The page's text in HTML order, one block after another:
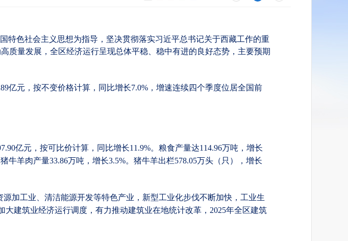
特色社会主义思想为指导，坚决贯彻落实习近平总书记关于西藏工作的重
质量发展，全区经济运行呈现总体平稳、稳中有进的良好态势，主要预期
亿元，按不变价格计算，同比增长7.0%，增速连续四个季度位居全国前
亿元，按可比价计算，同比增长11.9%。粮食产量达114.96万吨，增长
牛羊肉产量33.86万吨，增长3.5%。猪牛羊出栏578.05万头（只），增长
源加工业、清洁能源开发等特色产业，新型工业化步伐不断加快，工业生
建筑业经济运行调度，有力推动建筑业在地统计改革，2025年全区建筑